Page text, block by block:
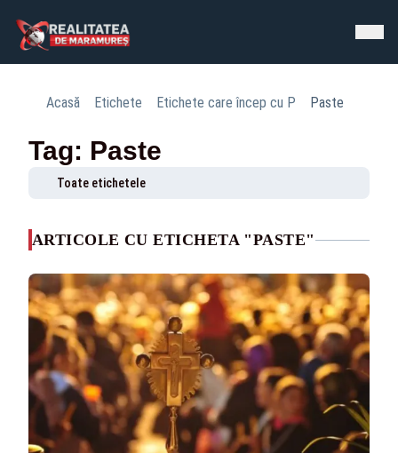
Acasă Etichete Etichete care încep cu P Paste
Tag: Paste
Toate etichetele
ARTICOLE CU ETICHETA "PASTE"